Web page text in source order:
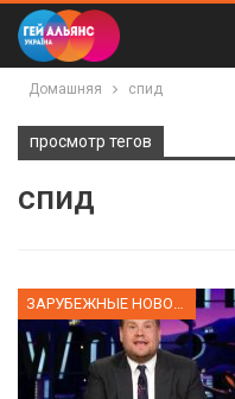
Домашняя спид
просмотр тегов
спид